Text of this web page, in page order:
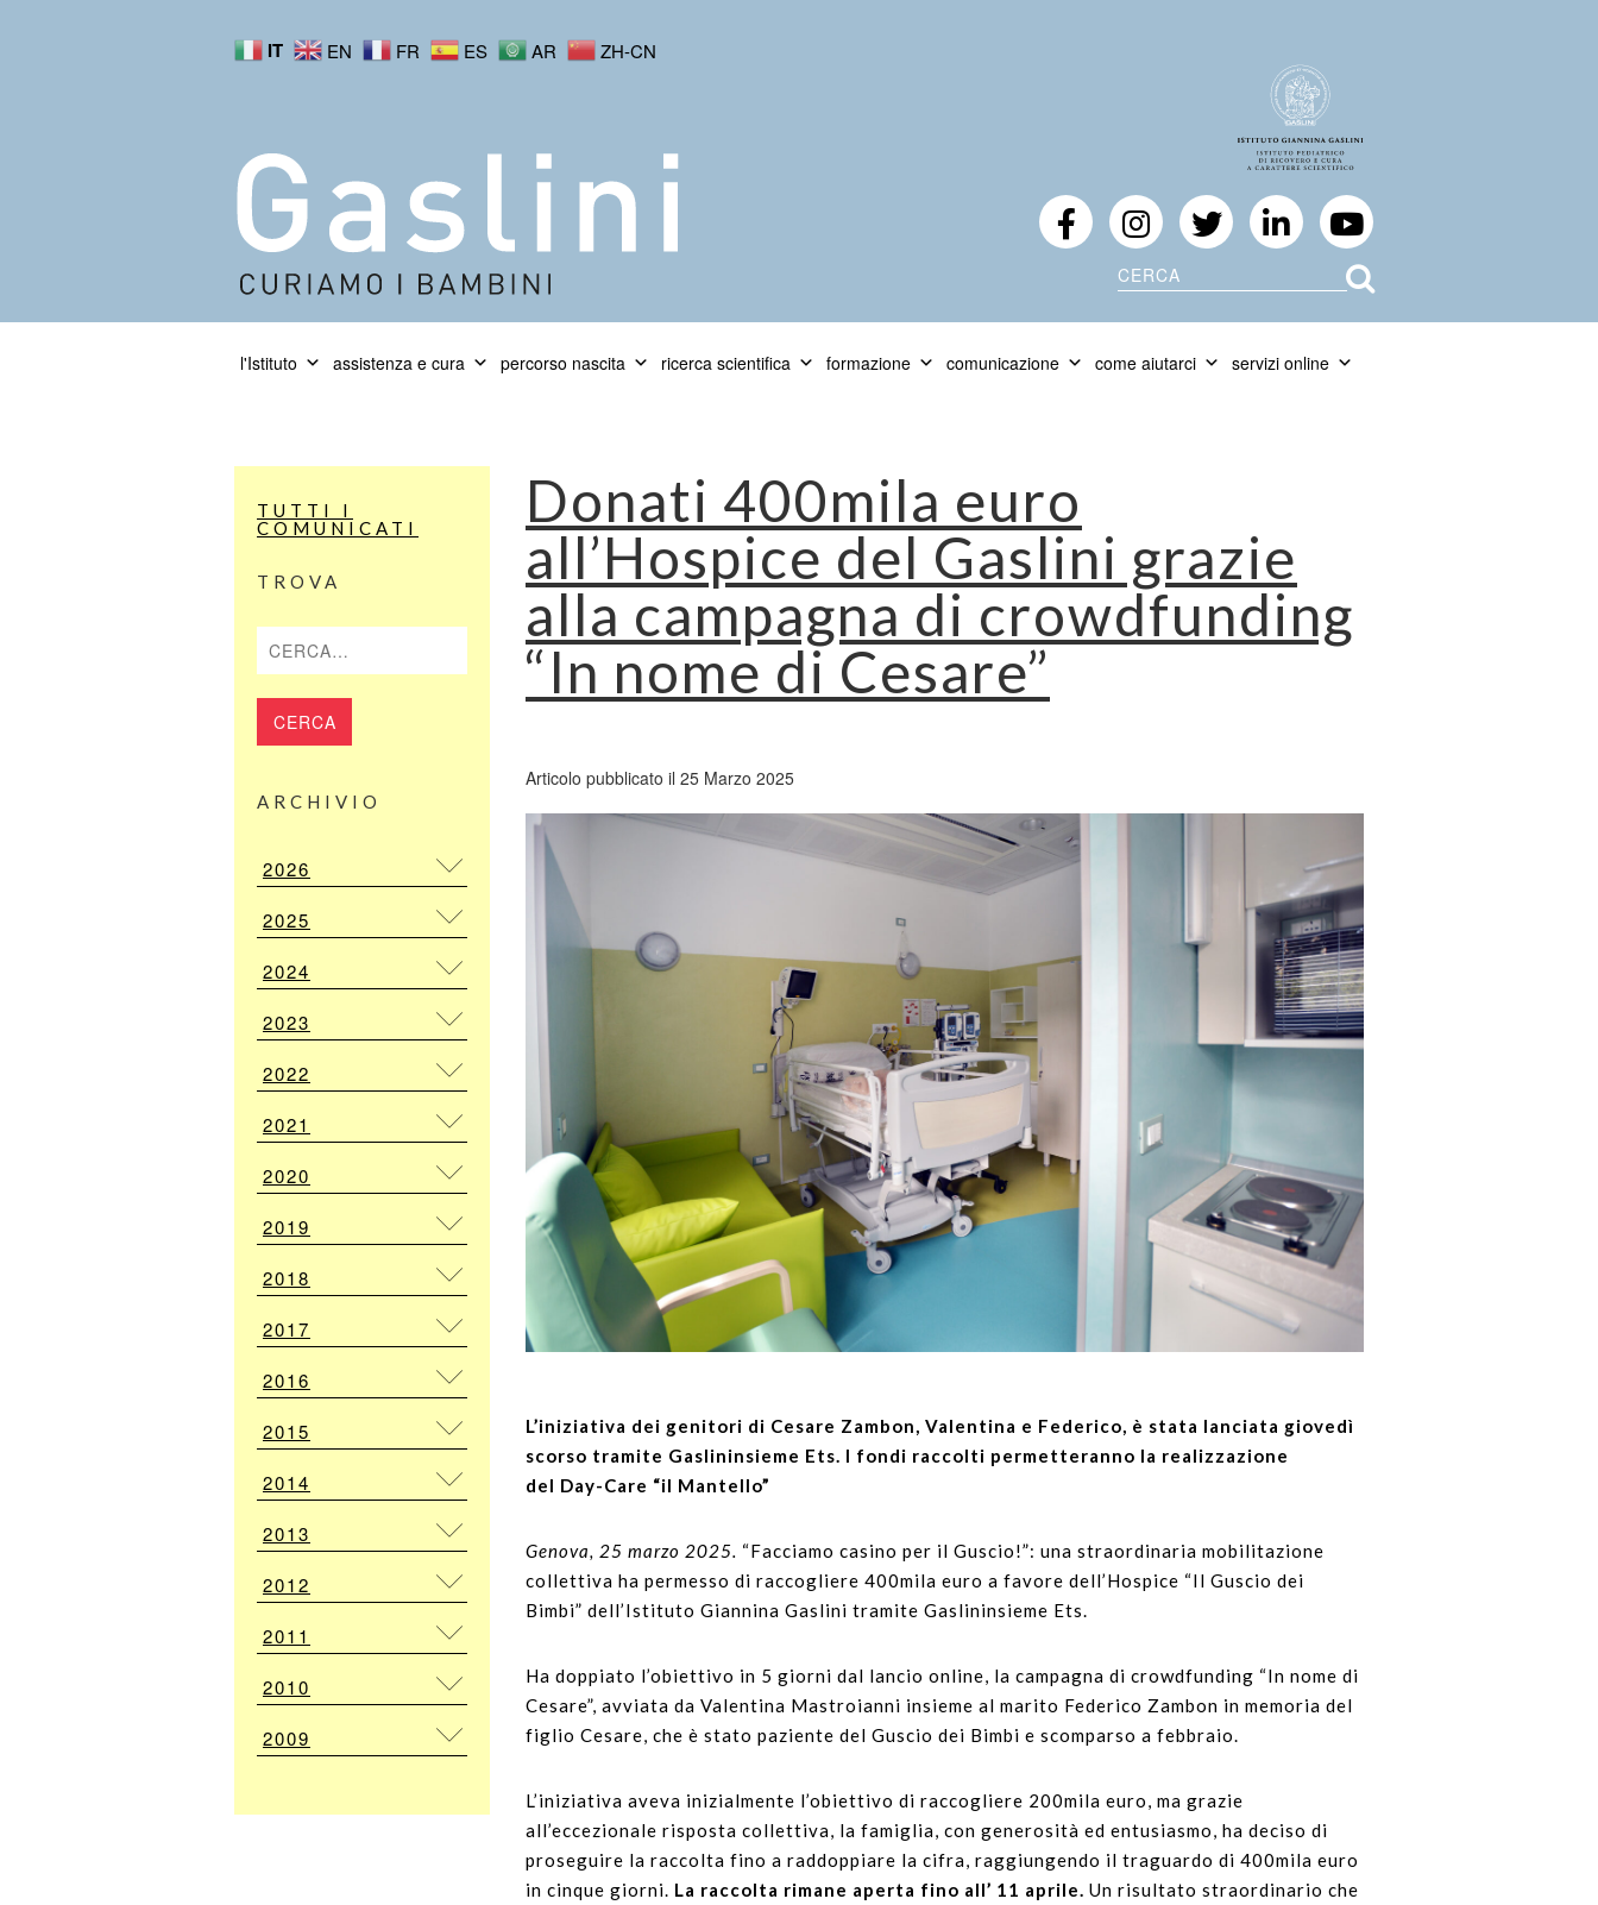
IT EN FR ES AR ZH-CN
Cerca
l'Istituto assistenza e cura percorso nascita ricerca scientifica formazione comunicazione come aiutarci servizi online
TUTTI I
COMUNICATI
TROVA
ARCHIVIO
2026
2025
2024
2023
2022
2021
2020
2019
2018
2017
2016
2015
2014
2013
2012
2011
2010
2009
Donati 400mila euro
all’Hospice del Gaslini grazie
alla campagna di crowdfunding
“In nome di Cesare”
Articolo pubblicato il 25 Marzo 2025
L’iniziativa dei genitori di Cesare Zambon, Valentina e Federico, è stata lanciata giovedì
scorso tramite Gaslininsieme Ets. I fondi raccolti permetteranno la realizzazione
del Day-Care “il Mantello”
Genova, 25 marzo 2025. “Facciamo casino per il Guscio!”: una straordinaria mobilitazione
collettiva ha permesso di raccogliere 400mila euro a favore dell’Hospice “Il Guscio dei
Bimbi” dell’Istituto Giannina Gaslini tramite Gaslininsieme Ets.
Ha doppiato l’obiettivo in 5 giorni dal lancio online, la campagna di crowdfunding “In nome di
Cesare”, avviata da Valentina Mastroianni insieme al marito Federico Zambon in memoria del
figlio Cesare, che è stato paziente del Guscio dei Bimbi e scomparso a febbraio.
L’iniziativa aveva inizialmente l’obiettivo di raccogliere 200mila euro, ma grazie
all’eccezionale risposta collettiva, la famiglia, con generosità ed entusiasmo, ha deciso di
proseguire la raccolta fino a raddoppiare la cifra, raggiungendo il traguardo di 400mila euro
in cinque giorni. La raccolta rimane aperta fino all’ 11 aprile. Un risultato straordinario che